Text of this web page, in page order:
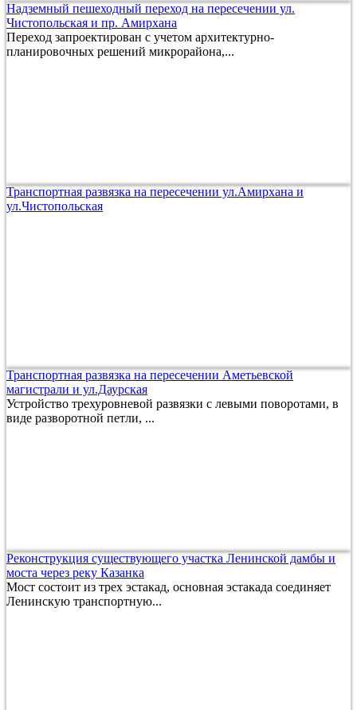
Надземный пешеходный переход на пересечении ул.
Чистопольская и пр. Амирхана
Переход запроектирован с учетом архитектурно-
планировочных решений микрорайона,...
Транспортная развязка на пересечении ул.Амирхана и
ул.Чистопольская
Транспортная развязка на пересечении Аметьевской
магистрали и ул.Даурская
Устройство трехуровневой развязки с левыми поворотами, в
виде разворотной петли, ...
Реконструкция существующего участка Ленинской дамбы и
моста через реку Казанка
Мост состоит из трех эстакад, основная эстакада соединяет
Ленинскую транспортную...